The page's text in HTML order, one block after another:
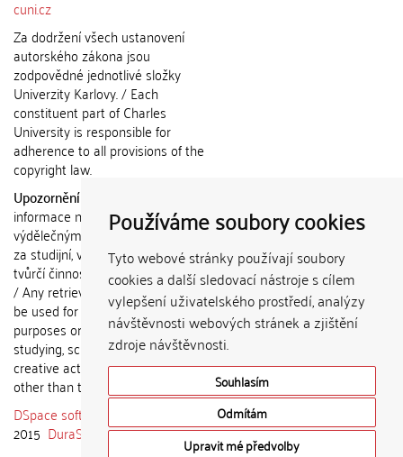
Používáme soubory cookies
Tyto webové stránky používají soubory
cookies a další sledovací nástroje s cílem
vylepšení uživatelského prostředí, analýzy
návštěvnosti webových stránek a zjištění
zdroje návštěvnosti.
Souhlasím
Odmítám
Upravit mé předvolby
cuni.cz
Za dodržení všech ustanovení
autorského zákona jsou
zodpovědné jednotlivé složky
Univerzity Karlovy. / Each
constituent part of Charles
University is responsible for
adherence to all provisions of the
copyright law.
Upozornění / Notice:
informace nemohou být použity k
výdělečným účelům nebo vydávány
za studijní, vědeckou nebo jinou
tvůrčí činnost jiné osoby než autora.
/ Any retrieved information shall not
be used for any commercial
purposes or claimed as results of
studying, scientific or any other
creative activities of any person
other than the author.
DSpace software
copyright © 2002-
2015 DuraSpace